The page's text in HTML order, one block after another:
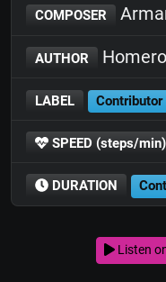
COMPOSER
AUTHOR
LABEL
SPEED (steps/min)
DURATION
Listen